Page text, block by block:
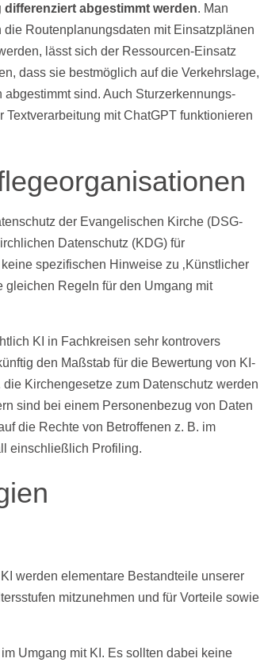
abgestimmt werden. Man
Routenplanungsdaten mit Einsatzplänen
lässt sich der Ressourcen-Einsatz
dass sie bestmöglich auf die Verkehrslage,
sind. Auch Sturzerkennungs-
mit ChatGPT funktionieren
der Evangelischen Kirche (DSG-
Datenschutz (KDG) für
spezifischen Hinweise zu ‚Künstlicher
gleichen Regeln für den Umgang mit
KI in Fachkreisen sehr kontrovers
den Maßstab für die Bewertung von KI-
Kirchengesetze zum Datenschutz werden
sind bei einem Personenbezug von Daten
die Rechte von Betroffenen z. B. im
einschließlich Profiling.
werden elementare Bestandteile unserer
mitzunehmen und für Vorteile sowie
Umgang mit KI. Es sollten dabei keine